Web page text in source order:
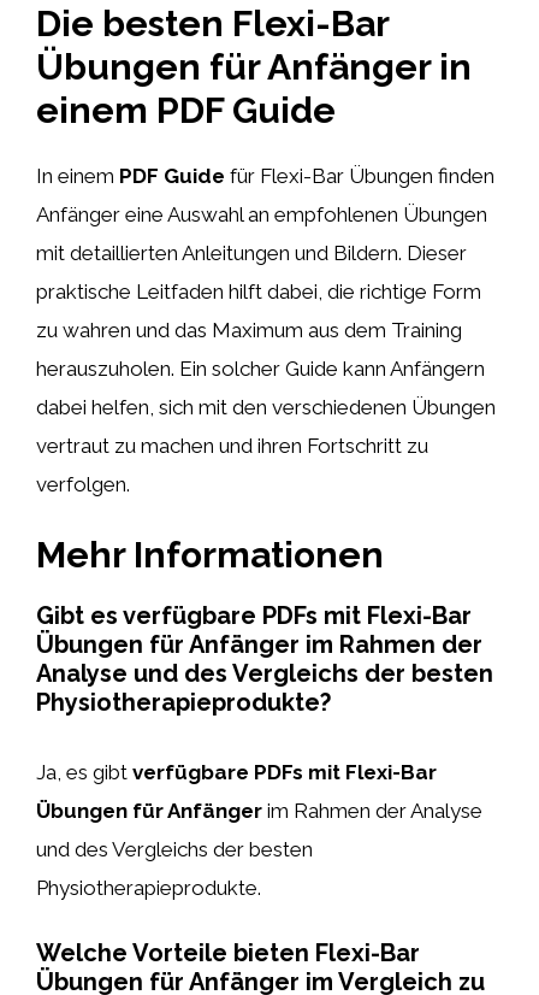
Die besten Flexi-Bar
Übungen für Anfänger in
einem PDF Guide
In einem PDF Guide für Flexi-Bar Übungen finden
Anfänger eine Auswahl an empfohlenen Übungen
mit detaillierten Anleitungen und Bildern. Dieser
praktische Leitfaden hilft dabei, die richtige Form
zu wahren und das Maximum aus dem Training
herauszuholen. Ein solcher Guide kann Anfängern
dabei helfen, sich mit den verschiedenen Übungen
vertraut zu machen und ihren Fortschritt zu
verfolgen.
Mehr Informationen
Gibt es verfügbare PDFs mit Flexi-Bar
Übungen für Anfänger im Rahmen der
Analyse und des Vergleichs der besten
Physiotherapieprodukte?
Ja, es gibt verfügbare PDFs mit Flexi-Bar
Übungen für Anfänger im Rahmen der Analyse
und des Vergleichs der besten
Physiotherapieprodukte.
Welche Vorteile bieten Flexi-Bar
Übungen für Anfänger im Vergleich zu